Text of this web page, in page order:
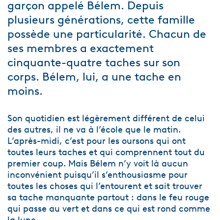
garçon appelé Bélem. Depuis
plusieurs générations, cette famille
possède une particularité. Chacun de
ses membres a exactement
cinquante-quatre taches sur son
corps. Bélem, lui, a une tache en
moins.
Son quotidien est légèrement différent de celui
des autres, il ne va à l’école que le matin.
L’après-midi, c’est pour les oursons qui ont
toutes leurs taches et qui comprennent tout du
premier coup. Mais Bélem n’y voit là aucun
inconvénient puisqu’il s’enthousiasme pour
toutes les choses qui l’entourent et sait trouver
sa tache manquante partout : dans le feu rouge
qui passe au vert et dans ce qui est rond comme